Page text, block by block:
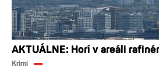
AKTUÁLNE: Horí v areáli
Krimi